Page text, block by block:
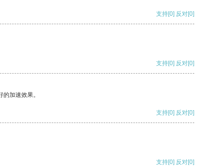
支持[0] 反对[0]
支持[0] 反对[0]
加速效果。
支持[0] 反对[0]
支持[0] 反对[0]